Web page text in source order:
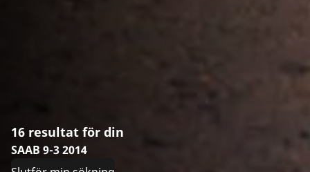
16 resultat för din
SAAB 9-3 2014